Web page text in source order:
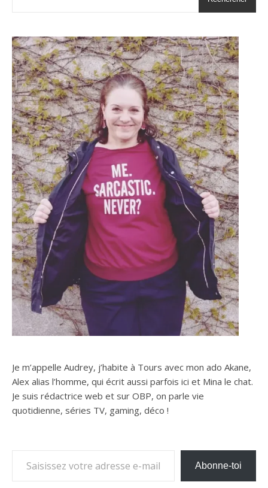
Je m’appelle Audrey, j’habite à Tours avec mon ado Akane,
Alex alias l’homme, qui écrit aussi parfois ici et Mina le chat.
Je suis rédactrice web et sur OBP, on parle vie
quotidienne, séries TV, gaming, déco !
Abonne-toi